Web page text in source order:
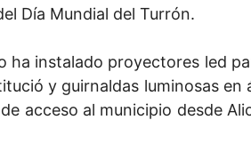
Día Mundial del Turrón.
ha instalado proyectores led
y guirnaldas luminosas en
acceso al municipio desde